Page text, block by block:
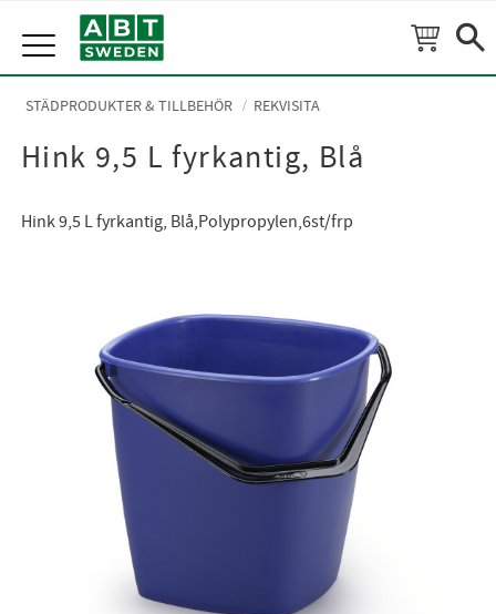
Meny
STÄDPRODUKTER & TILLBEHÖR REKVISITA
Hink 9,5 L fyrkantig, Blå
Hink 9,5 L fyrkantig, Blå,Polypropylen,6st/frp